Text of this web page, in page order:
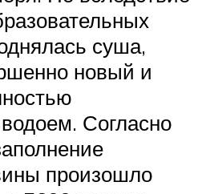
суша,
новый и
Согласно
произошло